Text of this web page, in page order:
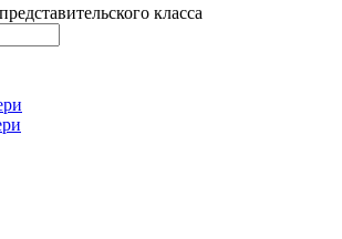
класса